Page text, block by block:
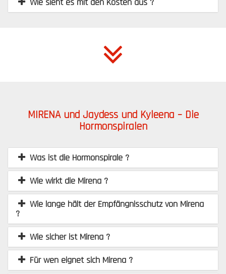
MIRENA und Jaydess und Kyleena – Die
Hormonspiralen
Was ist die Hormonspirale ?
Wie wirkt die Mirena ?
Wie lange hält der Empfängnisschutz von Mirena
?
Wie sicher ist Mirena ?
Für wen eignet sich Mirena ?